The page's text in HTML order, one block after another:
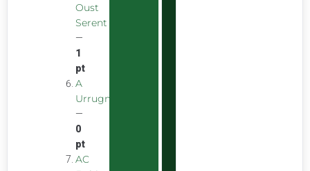
Oust
Serent
—
1
pt
A
Urrugnarrak
—
0
pt
AC